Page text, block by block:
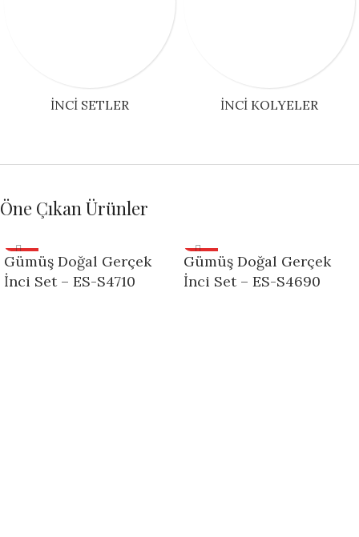
İNCI SETLER İNCI KOLYELER
Öne Çıkan Ürünler
YENI
Gümüş Doğal Gerçek
İnci Set – ES-S4710
YENI
Gümüş Doğal Gerçek
İnci Set – ES-S4690